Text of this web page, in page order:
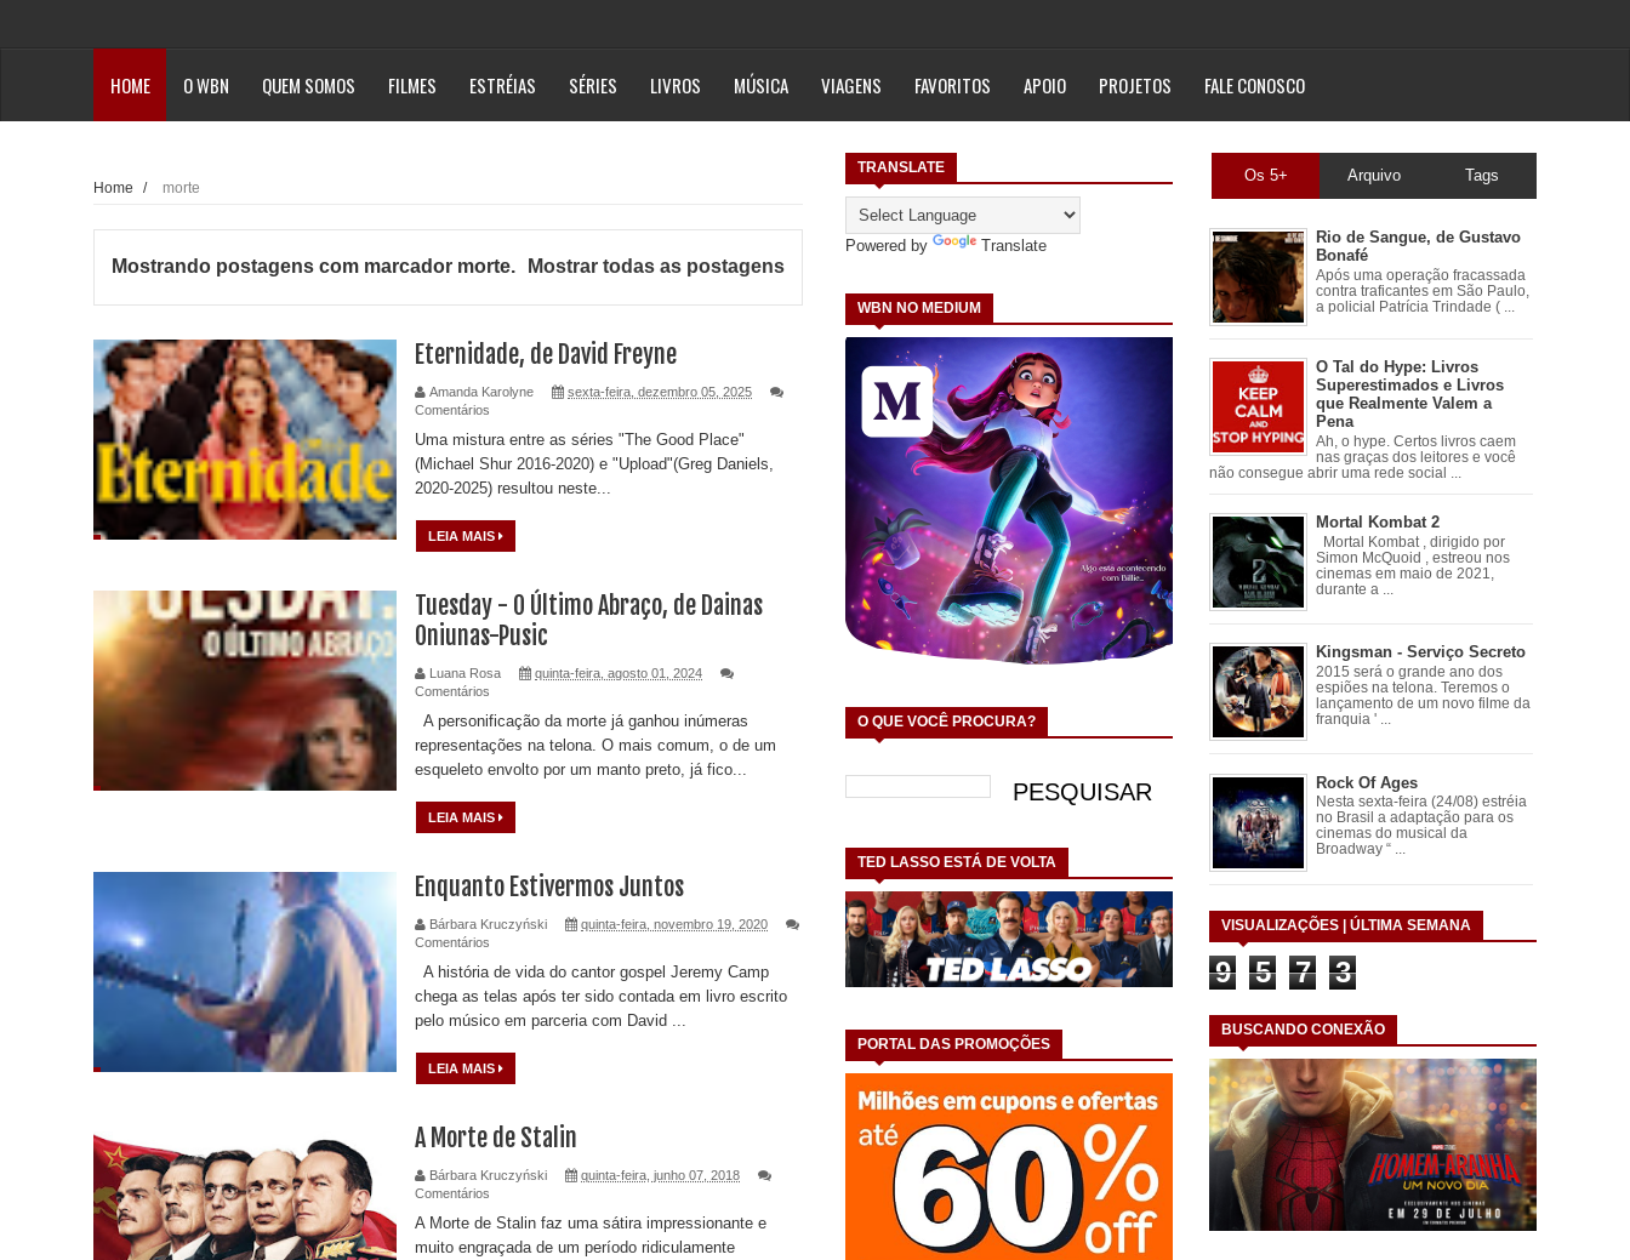
HOME O WBN QUEM SOMOS FILMES ESTRÉIAS SÉRIES LIVROS MÚSICA VIAGENS FAVORITOS APOIO PROJETOS FALE CONOSCO
TRANSLATE
Powered by Translate
WBN NO MEDIUM
O QUE VOCÊ PROCURA?
TED LASSO ESTÁ DE VOLTA
PORTAL DAS PROMOÇÕES
Home / morte
Mostrando postagens com marcador morte. Mostrar todas as postagens
Eternidade, de David Freyne
Amanda Karolyne
sexta-feira, dezembro 05, 2025
Comentários
Uma mistura entre as séries "The Good Place"
(Michael Shur 2016-2020) e "Upload"(Greg Daniels,
2020-2025) resultou neste...
LEIA MAIS
Tuesday - O Último Abraço, de Dainas
Oniunas-Pusic
Luana Rosa
quinta-feira, agosto 01, 2024
Comentários
A personificação da morte já ganhou inúmeras
representações na telona. O mais comum, o de um
esqueleto envolto por um manto preto, já fico...
LEIA MAIS
Enquanto Estivermos Juntos
Bárbara Kruczyński
quinta-feira, novembro 19, 2020
Comentários
A história de vida do cantor gospel Jeremy Camp
chega as telas após ter sido contada em livro escrito
pelo músico em parceria com David ...
LEIA MAIS
A Morte de Stalin
Bárbara Kruczyński
quinta-feira, junho 07, 2018
Comentários
A Morte de Stalin faz uma sátira impressionante e
muito engraçada de um período ridiculamente
Os 5+ Arquivo Tags
Rio de Sangue, de Gustavo
Bonafé
Após uma operação fracassada
contra traficantes em São Paulo,
a policial Patrícia Trindade ( ...
O Tal do Hype: Livros
Superestimados e Livros
que Realmente Valem a
Pena
Ah, o hype. Certos livros caem
nas graças dos leitores e você
não consegue abrir uma rede social ...
Mortal Kombat 2
Mortal Kombat , dirigido por
Simon McQuoid , estreou nos
cinemas em maio de 2021,
durante a ...
Kingsman - Serviço Secreto
2015 será o grande ano dos
espiões na telona. Teremos o
lançamento de um novo filme da
franquia ' ...
Rock Of Ages
Nesta sexta-feira (24/08) estréia
no Brasil a adaptação para os
cinemas do musical da
Broadway “ ...
VISUALIZAÇÕES | ÚLTIMA SEMANA
9 5 7 3
BUSCANDO CONEXÃO